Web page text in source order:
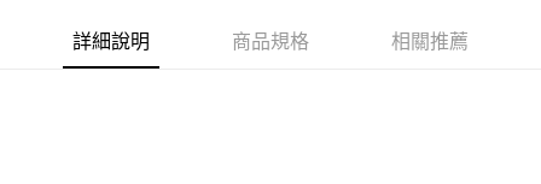
街口支付
詳細說明 商品規格 相關推薦